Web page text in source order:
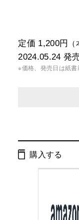
定価 1,200円
2024.05.24 発
※価格、発売日は紙書
判型：
購入する